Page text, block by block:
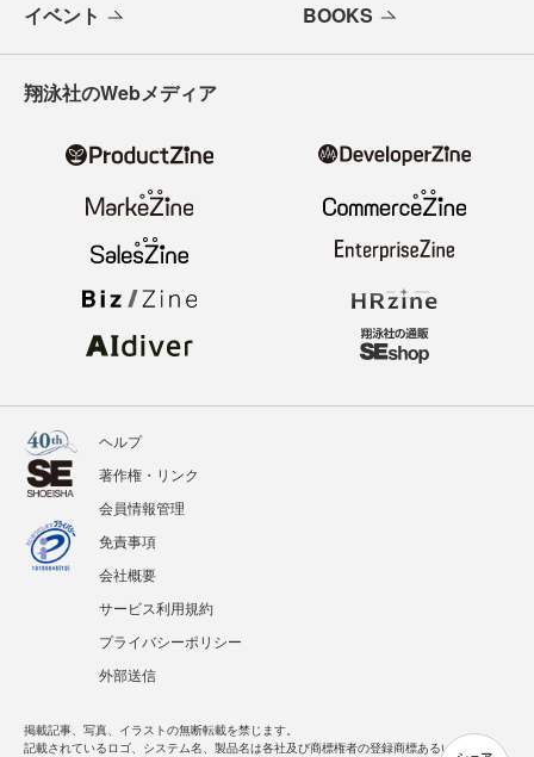
イベント BOOKS
翔泳社のWebメディア
ヘルプ
著作権・リンク
会員情報管理
免責事項
会社概要
サービス利用規約
プライバシーポリシー
外部送信
掲載記事、写真、イラストの無断転載を禁じます。
記載されているロゴ、システム名、製品名は各社及び商標権者の登録商標あるいは商標で